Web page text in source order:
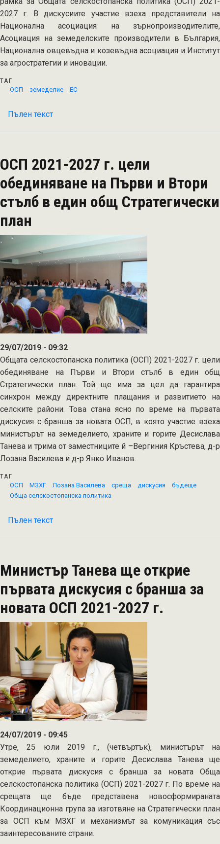
2027 г. В дискусиите участие взеха представители на
Национална асоциация на зърнопроизводителите,
Асоциация на земеделските производители в България,
Национална овцевъдна и козевъдна асоциация и Институт
за агростратегии и иновации.
ТАГ
ОСП
земеделие ЕС
Пълен текст
първия
трите
SWOT-
анализа
ОСП
2021-
2027
ОСП 2021-2027 г. цели
обединяване на Първи и Втори
стълб в един общ Стратегически
план
29/07/2019 - 09:32
Общата селскостопанска политика (ОСП) 2021-2027 г. цели
обединяване на Първи и Втори стълб в един общ
Стратегически план. Той ще има за цел да гарантира
синхрон между директните плащания и развитието на
селските райони. Това стана ясно по време на първата
дискусия с бранша за новата ОСП, в която участие взеха
министърът на земеделието, храните и горите Десислава
Танева и трима от заместниците й –Вергиния Кръстева, д-р
Лозана Василева и д-р Янко Иванов.
ТАГ
ОСП
МЗХГ Лозана Василева среща дискусия
бъдеще
Обща селскостопанска политика
Пълен текст
г.
обединяване
на
и
Втори
стълб
в
един
общ
Стратегически
план
Министър Танева ще открие
първата дискусия с бранша за
новата ОСП 2021-2027 г.
24/07/2019 - 09:45
Утре, 25 юли 2019 г., (четвъртък), министърът на
земеделието, храните и горите Десислава Танева ще
открие първата дискусия с бранша за новата Обща
селскостопанска политика (ОСП) 2021-2027 г. По време на
срещата ще бъде представена новосформираната
Координационна група за изготвяне на Стратегически план
за ОСП към МЗХГ и механизмът за комуникация със
заинтересованите страни.